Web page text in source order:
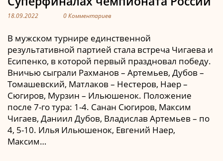
18.09.2022 0 Комментариев
В мужском турнире единственной
результативной партией стала встреча Чигаева и
Есипенко, в которой первый праздновал победу.
Вничью сыграли Рахманов – Артемьев, Дубов –
Томашевский, Матлаков – Нестеров, Наер –
Сюгиров, Мурзин – Ильюшенок. Положение
после 7-го тура: 1-4. Санан Сюгиров, Максим
Чигаев, Даниил Дубов, Владислав Артемьев – по
4, 5-10. Илья Ильюшенок, Евгений Наер,
Максим…